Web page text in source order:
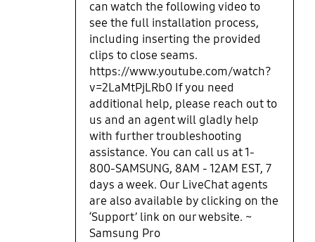
can watch the following video to
see the full installation process,
including inserting the provided
clips to close seams.
https://www.youtube.com/watch?
v=2LaMtPjLRb0 If you need
additional help, please reach out to
us and an agent will gladly help
with further troubleshooting
assistance. You can call us at 1-
800-SAMSUNG, 8AM - 12AM EST, 7
days a week. Our LiveChat agents
are also available by clicking on the
‘Support’ link on our website. ~
Samsung Pro